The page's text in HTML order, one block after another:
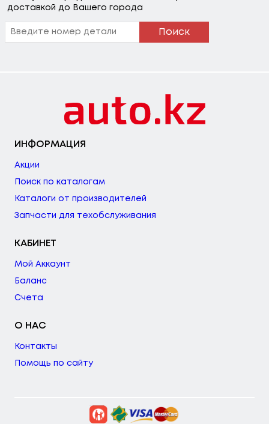
доставкой до Вашего города
Поиск
ИНФОРМАЦИЯ
Акции
Поиск по каталогам
Каталоги от производителей
Запчасти для техобслуживания
КАБИНЕТ
Мой Аккаунт
Баланс
Счета
О НАС
Контакты
Помощь по сайту